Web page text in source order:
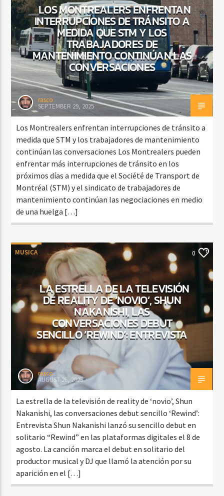
LOS MONTREALERS ENFRENTAN
INTERRUPCIONES DE TRÁNSITO A
MEDIDA QUE STM Y LOS
TRABAJADORES DE
MANTENIMIENTO CONTINÚAN LAS
CONVERSACIONES
rasco
SEPTEMBER 29, 2025
Los Montrealers enfrentan interrupciones de tránsito a
medida que STM y los trabajadores de mantenimiento
continúan las conversaciones Los Montrealers pueden
enfrentar más interrupciones de tránsito en los
próximos días a medida que el Société de Transport de
Montréal (STM) y el sindicato de trabajadores de
mantenimiento continúan las negociaciones en medio
de una huelga […]
MUSICA 0
LA ESTRELLA DE LA TELEVISIÓN
DE REALITY DE ‘NOVIO’, SHUN
NAKANISHI, LAS
CONVERSACIONES DEBUT
SENCILLO ‘REWIND’: ENTREVISTA
rasco
AUGUST 26, 2025
La estrella de la televisión de reality de ‘novio’, Shun
Nakanishi, las conversaciones debut sencillo ‘Rewind’:
Entrevista Shun Nakanishi lanzó su sencillo debut en
solitario “Rewind” en las plataformas digitales el 8 de
agosto. La canción marca el debut en solitario del
productor musical y DJ que llamó la atención por su
aparición en el […]